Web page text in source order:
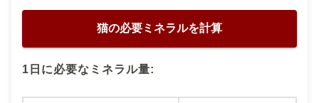
1日に必要なミネラル量: